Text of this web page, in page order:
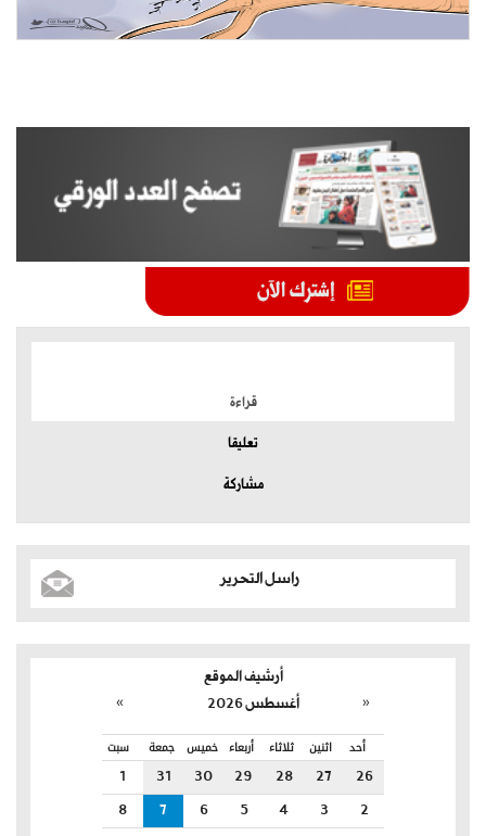
قراءة
تعليقا
مشاركة
راسل التحرير
أرشيف الموقع
«
» أغسطس 2026
أحد اثنين ثلاثاء أربعاء خميس جمعة سبت
26
27
28
29
30
31
1
2
3
4
5
6
7
8